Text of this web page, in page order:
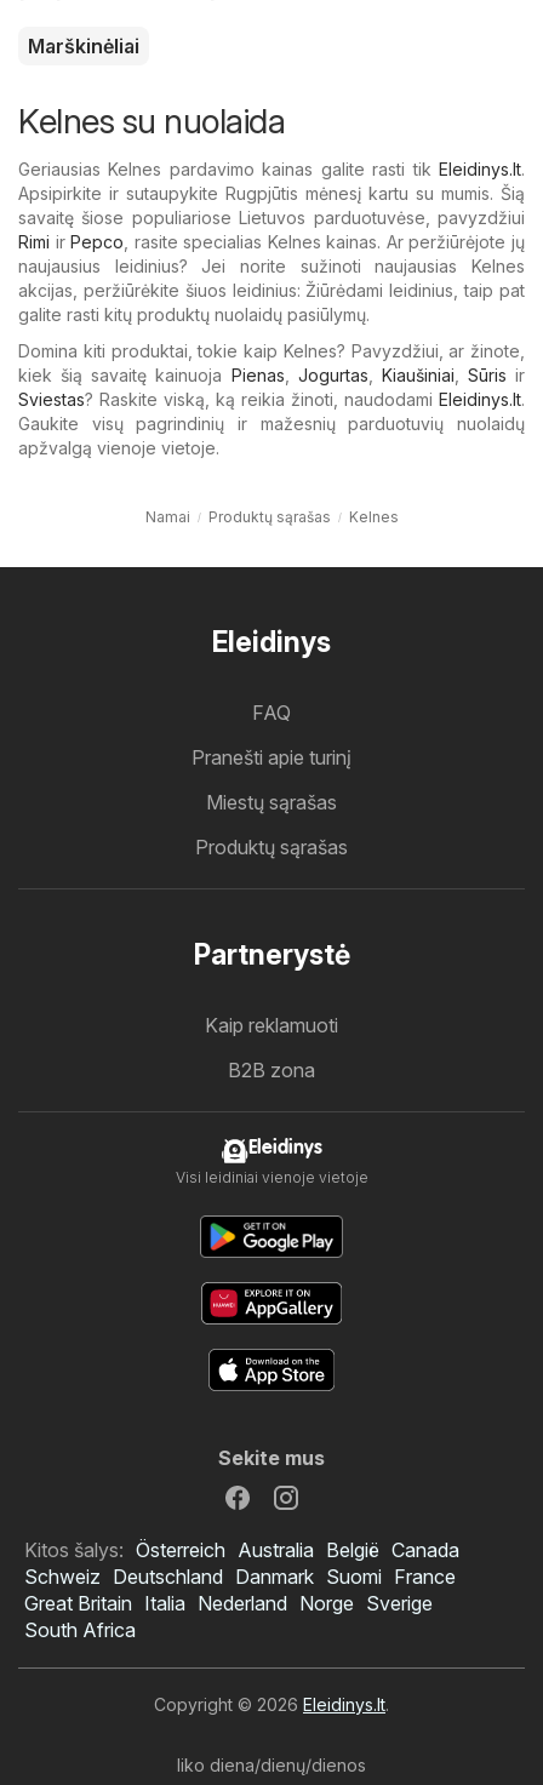
Marškinėliai
Kelnes su nuolaida
Geriausias Kelnes pardavimo kainas galite rasti tik Eleidinys.lt.
Apsipirkite ir sutaupykite Rugpjūtis mėnesį kartu su mumis. Šią
savaitę šiose populiariose Lietuvos parduotuvėse, pavyzdžiui
Rimi irPepco , rasite specialias Kelnes kainas. Ar peržiūrėjote jų
naujausius leidinius? Jei norite sužinoti naujausias Kelnes
akcijas, peržiūrėkite šiuos leidinius: Žiūrėdami leidinius, taip pat
galite rasti kitų produktų nuolaidų pasiūlymų.
Domina kiti produktai, tokie kaip Kelnes? Pavyzdžiui, ar žinote,
kiek šią savaitę kainuoja Pienas Jogurtas Kiaušiniai Sūris ir
Sviestas? Raskite viską, ką reikia žinoti, naudodami Eleidinys.lt.
Gaukite visų pagrindinių ir mažesnių parduotuvių nuolaidų
apžvalgą vienoje vietoje.
Namai Produktų sąrašas Kelnes
Eleidinys
FAQ
Pranešti apie turinį
Miestų sąrašas
Produktų sąrašas
Partnerystė
Kaip reklamuoti
B2B zona
Eleidinys
Visi leidiniai vienoje vietoje
Sekite mus
Kitos šalys: Österreich Australia België Canada
Schweiz Deutschland Danmark Suomi France
Great Britain Italia Nederland Norge Sverige
South Africa
Copyright © 2026 Eleidinys.lt.
liko diena/dienų/dienos